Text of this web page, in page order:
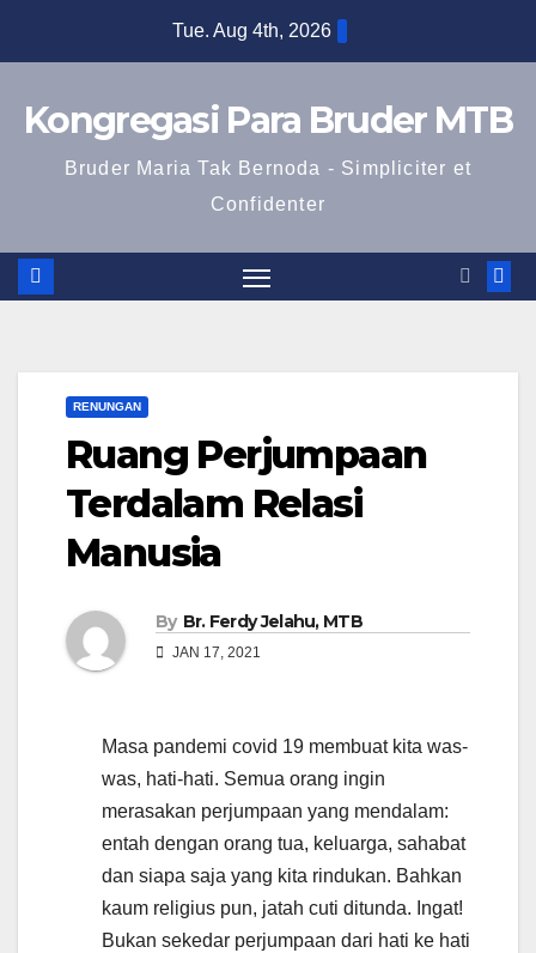
Tue. Aug 4th, 2026
Kongregasi Para Bruder MTB
Bruder Maria Tak Bernoda - Simpliciter et
Confidenter
RENUNGAN
Ruang Perjumpaan
Terdalam Relasi
Manusia
By Br. Ferdy Jelahu, MTB
JAN 17, 2021
Masa pandemi covid 19 membuat kita was-
was, hati-hati. Semua orang ingin
merasakan perjumpaan yang mendalam:
entah dengan orang tua, keluarga, sahabat
dan siapa saja yang kita rindukan. Bahkan
kaum religius pun, jatah cuti ditunda. Ingat!
Bukan sekedar perjumpaan dari hati ke hati